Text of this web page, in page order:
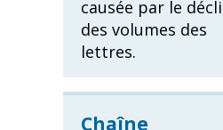
causée par le
des volumes des
lettres.
Chaîne